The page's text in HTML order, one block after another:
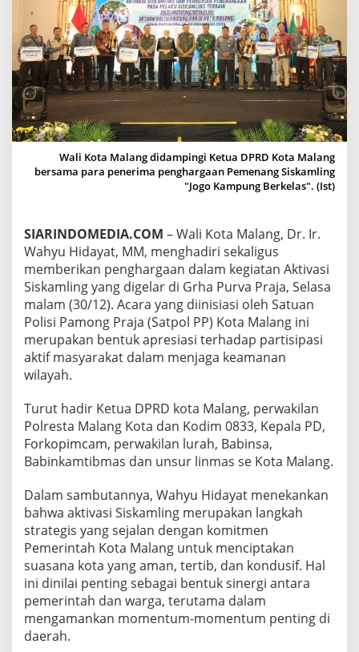
K
U
N
G
A
N
,
A
L
K
O
A
L
A
N
G
B
E
R
I
G
H
A
G
A
N
P
E
M
E
N
A
N
G
Wali Kota Malang didampingi Ketua DPRD Kota Malang
bersama para penerima penghargaan Pemenang Siskamling
"Jogo Kampung Berkelas". (Ist)
SIARINDOMEDIA.COM – Wali Kota Malang, Dr. Ir.
Wahyu Hidayat, MM, menghadiri sekaligus
memberikan penghargaan dalam kegiatan Aktivasi
Siskamling yang digelar di Grha Purva Praja, Selasa
malam (30/12). Acara yang diinisiasi oleh Satuan
Polisi Pamong Praja (Satpol PP) Kota Malang ini
merupakan bentuk apresiasi terhadap partisipasi
aktif masyarakat dalam menjaga keamanan
wilayah.
Turut hadir Ketua DPRD kota Malang, perwakilan
Polresta Malang Kota dan Kodim 0833, Kepala PD,
Forkopimcam, perwakilan lurah, Babinsa,
Babinkamtibmas dan unsur linmas se Kota Malang.
Dalam sambutannya, Wahyu Hidayat menekankan
bahwa aktivasi Siskamling merupakan langkah
strategis yang sejalan dengan komitmen
Pemerintah Kota Malang untuk menciptakan
suasana kota yang aman, tertib, dan kondusif. Hal
ini dinilai penting sebagai bentuk sinergi antara
pemerintah dan warga, terutama dalam
mengamankan momentum-momentum penting di
daerah.